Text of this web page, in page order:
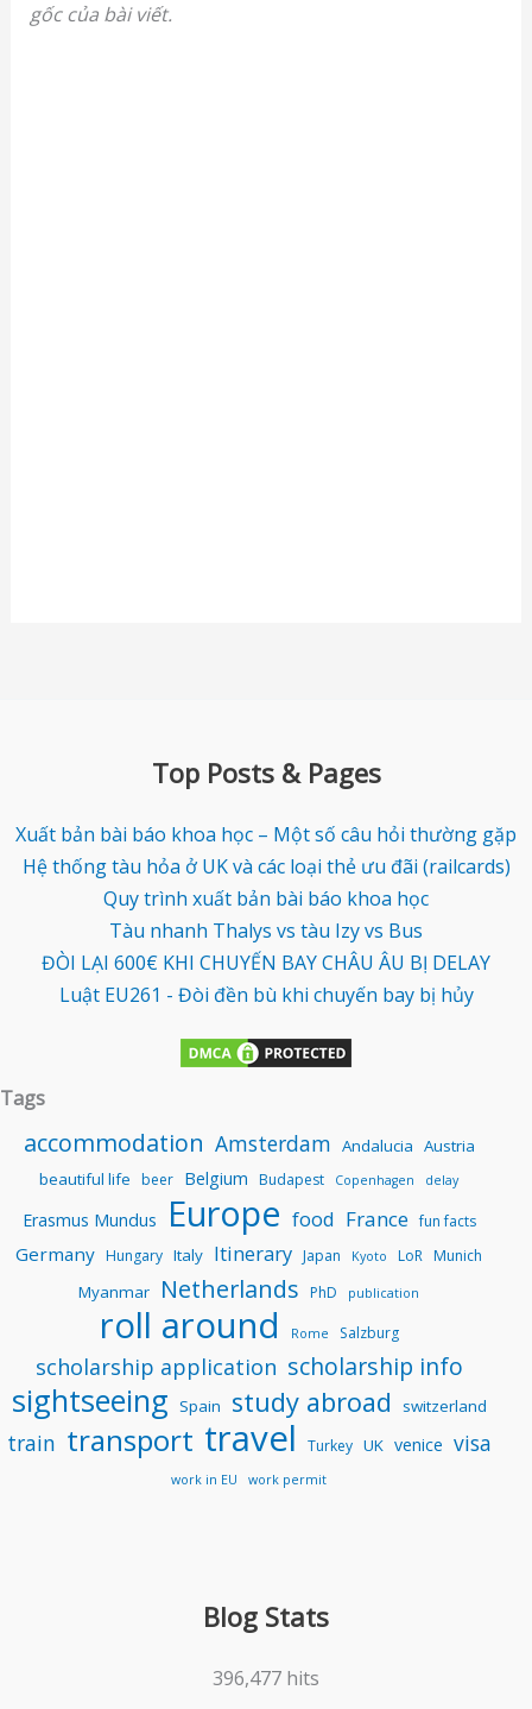
gốc của bài viết.
Top Posts & Pages
Xuất bản bài báo khoa học – Một số câu hỏi thường gặp
Hệ thống tàu hỏa ở UK và các loại thẻ ưu đãi (railcards)
Quy trình xuất bản bài báo khoa học
Tàu nhanh Thalys vs tàu Izy vs Bus
ĐÒI LẠI 600€ KHI CHUYẾN BAY CHÂU ÂU BỊ DELAY
Luật EU261 - Đòi đền bù khi chuyến bay bị hủy
Tags
accommodation Amsterdam Andalucia Austria
beautiful life beer Belgium Budapest Copenhagen delay
Erasmus Mundus Europe food France fun facts
Germany Hungary Italy Itinerary Japan Kyoto LoR Munich
Myanmar Netherlands PhD publication
roll around Rome Salzburg
scholarship application scholarship info
sightseeing Spain study abroad switzerland
train transport travel Turkey UK venice visa
work in EU work permit
Blog Stats
396,477 hits